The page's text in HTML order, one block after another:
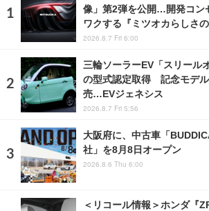
像」第2弾を公開…開発コン
ワクする『ミツオカらしさの
2026.8.7 Fri 6:00
三輪ソーラーEV「スリー
の型式認定取得 記念モデ
売…EVジェネシス
2026.8.7 Fri 5:56
大阪府に、中古車「
社」を8月8日オープン
2026.8.6 Thu 6:00
＜リコール情報＞ホンダ『